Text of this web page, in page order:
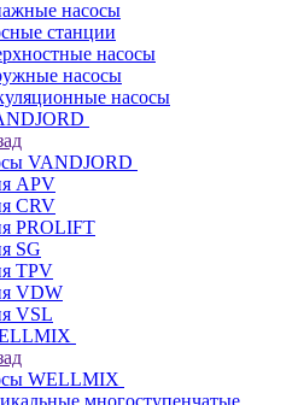
насосы
станции
насосы
насосы
насосы
VANDJORD
APV
CRV
PROLIFT
SG
TPV
VDW
VSL
WELLMIX
многоступенчатые